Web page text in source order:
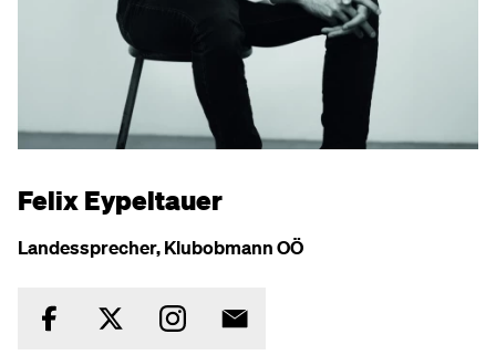
Felix Eypeltauer
Landessprecher, Klubobmann OÖ